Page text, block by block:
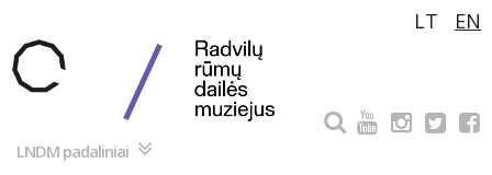
turinio
LT EN
LNDM padaliniai